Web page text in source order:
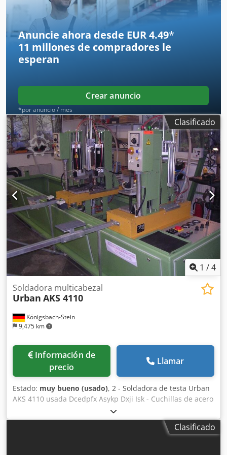
Anuncie ahora desde EUR 4.49*
11 millones de compradores le
esperan
Crear anuncio
*por anuncio / mes
Clasificado
1 /4
Königsbach-Stein
9,475 km
Soldadora multicabezal
Urban AKS 4110
Información de
precio
Llamar
Estado: muy bueno (usado), 2 - Soldadora de testa Urban
AKS 4110 usada Dcedpfx Asykp Dxji Isk - Cuchillas de acero
inoxidable calefactadas arriba - Cuchillas de acero
inoxidable calefactadas abajo - Limitación de cordón de
soldadura: 0,2 mm - Longitud máxima de soldadura: 3,25
Clasificado